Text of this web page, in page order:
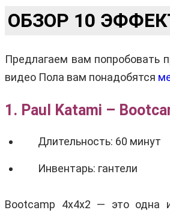
ОБЗОР 10
Предлагаем вам попробовать
видео Пола вам понадобятся
1. Paul Katami –
Длительность: 60 минут
Инвентарь: гантели
Bootcamp 4x4x2 — это одна